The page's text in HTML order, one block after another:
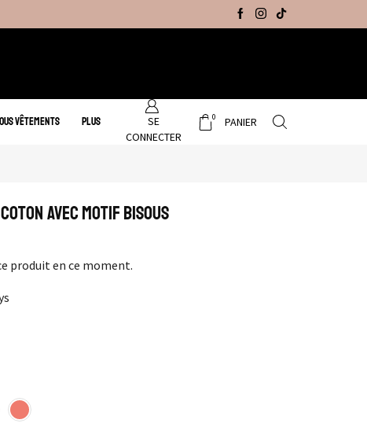
Promo Hiver : Livraison gratuite sur tous
VÊTEMENTS PLUS
SE
CONNECTER
0 PANIER
Avec Motif Bisous
produit en ce moment.